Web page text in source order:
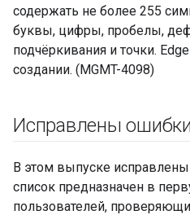
содержать не более 255
буквы, цифры, пробелы,
подчёркивания и точки.
создании. (MGMT-4098)
Исправлены ошибки
В этом выпуске
список предназначен в
пользователей,